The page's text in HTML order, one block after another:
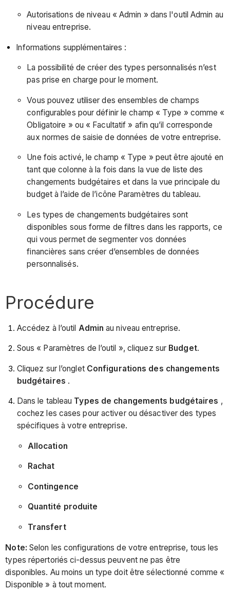
Autorisations de niveau « Admin » dans l'outil Admin au
niveau entreprise.
Informations supplémentaires :
La possibilité de créer des types personnalisés n’est
pas prise en charge pour le moment.
Vous pouvez utiliser des ensembles de champs
configurables pour définir le champ « Type » comme «
Obligatoire » ou « Facultatif » afin qu’il corresponde
aux normes de saisie de données de votre entreprise.
Une fois activé, le champ « Type » peut être ajouté en
tant que colonne à la fois dans la vue de liste des
changements budgétaires et dans la vue principale du
budget à l’aide de l’icône Paramètres du tableau.
Les types de changements budgétaires sont
disponibles sous forme de filtres dans les rapports, ce
qui vous permet de segmenter vos données
financières sans créer d’ensembles de données
personnalisés.
Procédure
Accédez à l’outil Admin au niveau entreprise.
Sous « Paramètres de l’outil », cliquez sur Budget.
Cliquez sur l’onglet Configurations des changements
budgétaires .
Dans le tableau Types de changements budgétaires ,
cochez les cases pour activer ou désactiver des types
spécifiques à votre entreprise.
Allocation
Rachat
Contingence
Quantité produite
Transfert
Note: Selon les configurations de votre entreprise, tous les
types répertoriés ci-dessus peuvent ne pas être
disponibles. Au moins un type doit être sélectionné comme «
Disponible » à tout moment.